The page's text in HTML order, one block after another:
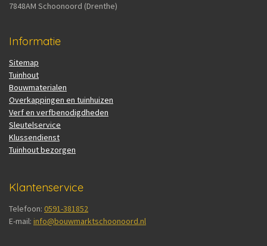
7848AM Schoonoord (Drenthe)
Informatie
Sitemap
Tuinhout
Bouwmaterialen
Overkappingen en tuinhuizen
Verf en verfbenodigdheden
Sleutelservice
Klussendienst
Tuinhout bezorgen
Klantenservice
Telefoon: 0591-381852
E-mail: info@bouwmarktschoonoord.nl